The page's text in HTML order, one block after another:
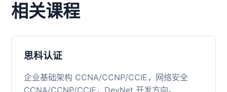
相关课程
思科认证
企业基础架构 CCNA/CCNP/CCIE，网络安全